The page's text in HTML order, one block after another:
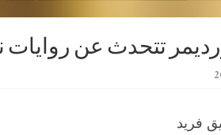
تتحدث عن روايات
فريد